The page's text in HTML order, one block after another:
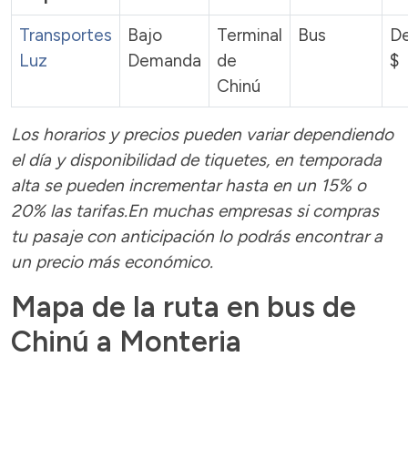
Transportes
Luz
Bajo
Demanda
Terminal
de
Chinú
Bus
$
Los horarios y precios pueden variar dependiendo
el día y disponibilidad de tiquetes, en temporada
alta se pueden incrementar hasta en un 15% o
20% las tarifas.En muchas empresas si compras
tu pasaje con anticipación lo podrás encontrar a
un precio más económico.
Mapa de la ruta en bus de
Chinú a Monteria